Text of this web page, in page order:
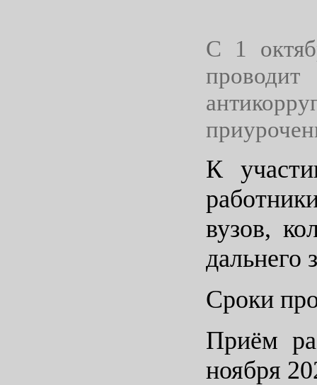
С 1
К
вузов,
дальнего
Сроки
Приём
ноября